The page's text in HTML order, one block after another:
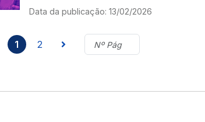
Data da publicação: 13/02/2026
1 2